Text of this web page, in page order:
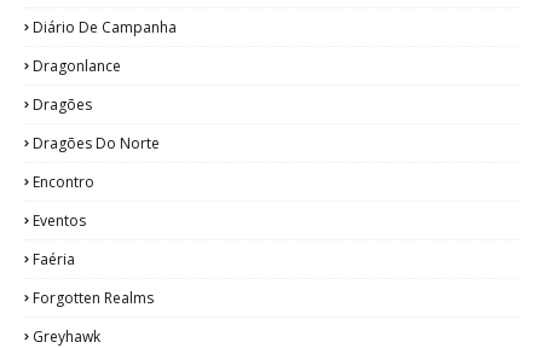
Diário De Campanha
Dragonlance
Dragões
Dragões Do Norte
Encontro
Eventos
Faéria
Forgotten Realms
Greyhawk